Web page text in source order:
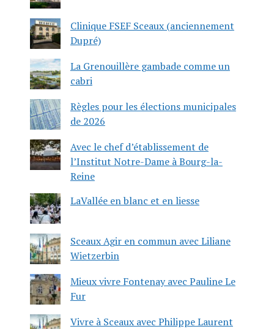
Clinique FSEF Sceaux (anciennement
Dupré)
La Grenouillère gambade comme un
cabri
Règles pour les élections municipales
de 2026
Avec le chef d’établissement de
l’Institut Notre-Dame à Bourg-la-
Reine
LaVallée en blanc et en liesse
Sceaux Agir en commun avec Liliane
Wietzerbin
Mieux vivre Fontenay avec Pauline Le
Fur
Vivre à Sceaux avec Philippe Laurent